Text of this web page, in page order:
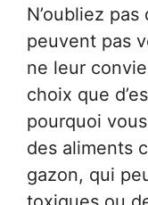
N’oubliez
peuvent pas
ne leur
choix que
pourquoi
des aliments
gazon, qui